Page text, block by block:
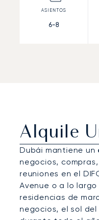
6-8
Alquile
Dubái mantiene un
negocios,
reuniones en el
Avenue o a lo
residencias de
negocios, el sol